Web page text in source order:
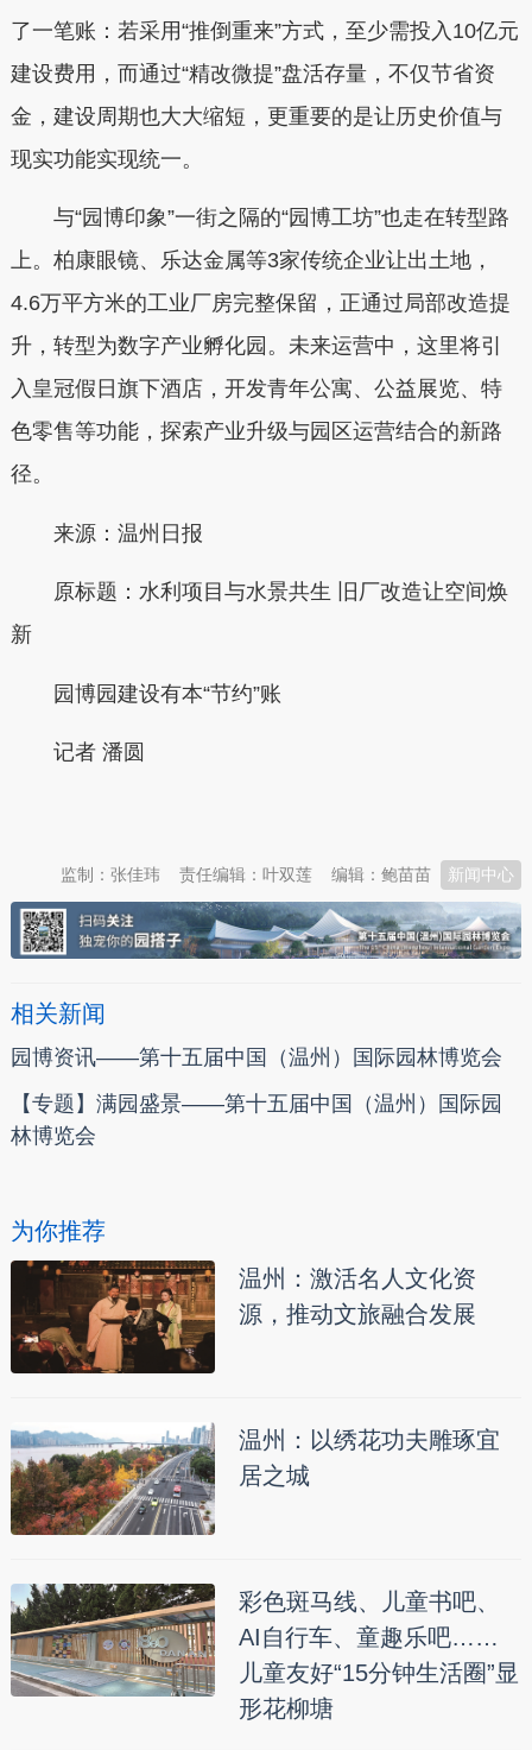
了一笔账：若采用“推倒重来”方式，至少需投入10亿元
建设费用，而通过“精改微提”盘活存量，不仅节省资
金，建设周期也大大缩短，更重要的是让历史价值与
现实功能实现统一。
与“园博印象”一街之隔的“园博工坊”也走在转型路
上。柏康眼镜、乐达金属等3家传统企业让出土地，
4.6万平方米的工业厂房完整保留，正通过局部改造提
升，转型为数字产业孵化园。未来运营中，这里将引
入皇冠假日旗下酒店，开发青年公寓、公益展览、特
色零售等功能，探索产业升级与园区运营结合的新路
径。
来源：温州日报
原标题：水利项目与水景共生 旧厂改造让空间焕
新
园博园建设有本“节约”账
记者 潘圆
新闻中心
编辑：鲍苗苗
责任编辑：叶双莲
监制：张佳玮
相关新闻
园博资讯——第十五届中国（温州）国际园林博览会
【专题】满园盛景——第十五届中国（温州）国际园
林博览会
为你推荐
温州：激活名人文化资
源，推动文旅融合发展
温州：以绣花功夫雕琢宜
居之城
彩色斑马线、儿童书吧、
AI自行车、童趣乐吧……
儿童友好“15分钟生活圈”显
形花柳塘